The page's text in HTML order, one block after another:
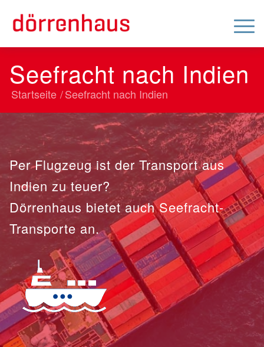
Seefracht nach Indien
Startseite /Seefracht nach Indien
Per Flugzeug ist der Transport aus
Indien zu teuer?
Dörrenhaus bietet auch Seefracht-
Transporte an.